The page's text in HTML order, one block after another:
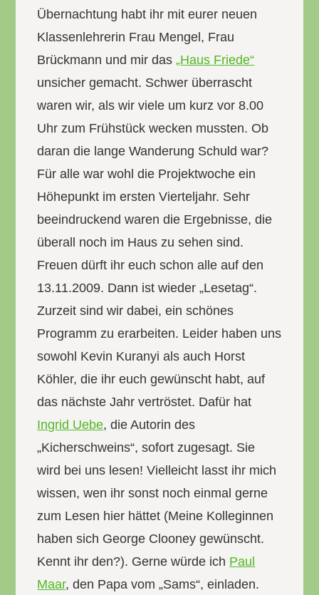
Übernachtung habt ihr mit eurer neuen
Klassenlehrerin Frau Mengel, Frau
Brückmann und mir das„Haus Friede“
unsicher gemacht. Schwer überrascht
waren wir, als wir viele um kurz vor 8.00
Uhr zum Frühstück wecken mussten. Ob
daran die lange Wanderung Schuld war?
Für alle war wohl die Projektwoche ein
Höhepunkt im ersten Vierteljahr. Sehr
beeindruckend waren die Ergebnisse, die
überall noch im Haus zu sehen sind.
Freuen dürft ihr euch schon alle auf den
13.11.2009. Dann ist wieder „Lesetag“.
Zurzeit sind wir dabei, ein schönes
Programm zu erarbeiten. Leider haben uns
sowohl Kevin Kuranyi als auch Horst
Köhler, die ihr euch gewünscht habt, auf
das nächste Jahr vertröstet. Dafür hat
Ingrid Uebe, die Autorin des
„Kicherschweins“, sofort zugesagt. Sie
wird bei uns lesen! Vielleicht lasst ihr mich
wissen, wen ihr sonst noch einmal gerne
zum Lesen hier hättet (Meine Kolleginnen
haben sich George Clooney gewünscht.
Kennt ihr den?). Gerne würde ich Paul
Maar, den Papa vom „Sams“, einladen.